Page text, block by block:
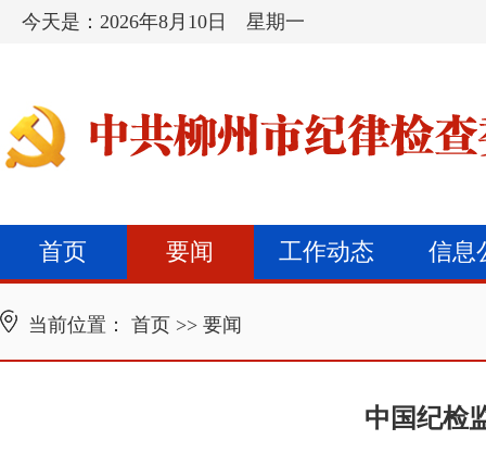
今天是： 2026年8月10日 星期一
首页 要闻 工作动态 信息
当前位置： 首页 >> 要闻
中国纪检